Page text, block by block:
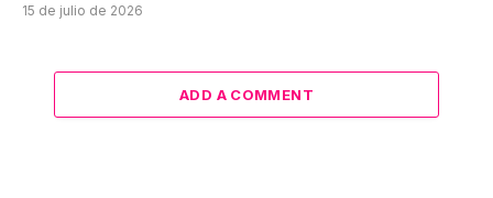
15 de julio de 2026
ADD A COMMENT